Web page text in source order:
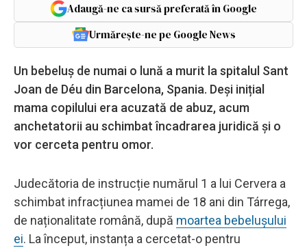
Adaugă-ne ca sursă preferată în Google
Urmărește-ne pe Google News
Un bebeluș de numai o lună a murit la spitalul Sant
Joan de Déu din Barcelona, Spania. Deși inițial
mama copilului era acuzată de abuz, acum
anchetatorii au schimbat încadrarea juridică și o
vor cerceta pentru omor.
Judecătoria de instrucție numărul 1 a lui Cervera a
schimbat infracțiunea mamei de 18 ani din Tárrega,
de naționalitate română, după moartea bebelușului
ei. La început, instanța a cercetat-o ​​pentru